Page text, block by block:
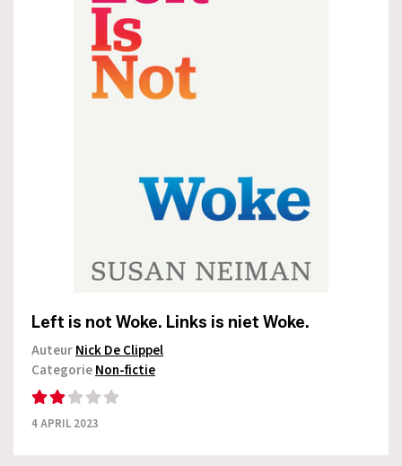
Left is not Woke. Links is niet Woke.
AuteurNick De Clippel
CategorieNon-fictie
4 APRIL 2023